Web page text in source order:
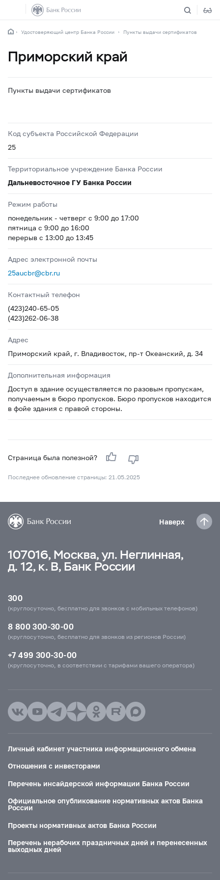
Удостоверяющий центр Банка России Пункты выдачи сертификатов
Приморский край
Пункты выдачи сертификатов
Код субъекта Российской Федерации
25
Территориальное учреждение Банка России
Дальневосточное ГУ Банка России
Режим работы
понедельник - четверг с 9:00 до 17:00
пятница с 9:00 до 16:00
перерыв с 13:00 до 13:45
Адрес электронной почты
25aucbr@cbr.ru
Контактный телефон
(423)240-65-05
(423)262-06-38
Адрес
Приморский край, г. Владивосток, пр-т Океанский, д. 34
Дополнительная информация
Доступ в здание осуществляется по разовым пропускам,
получаемым в бюро пропусков. Бюро пропусков находится
в фойе здания с правой стороны.
Страница была полезной?
Последнее обновление страницы: 21.05.2025
Наверх
107016, Москва, ул. Неглинная,
д. 12, к. В, Банк России
300
(круглосуточно, бесплатно для звонков с мобильных телефонов)
8 800 300-30-00
(круглосуточно, бесплатно для звонков из регионов России)
+7 499 300-30-00
(круглосуточно, в соответствии с тарифами вашего оператора)
Личный кабинет участника информационного обмена
Отношения с инвесторами
Перечень инсайдерской информации Банка России
Официальное опубликование нормативных актов Банка
России
Проекты нормативных актов Банка России
Перечень нерабочих праздничных дней и перенесенных
выходных дней